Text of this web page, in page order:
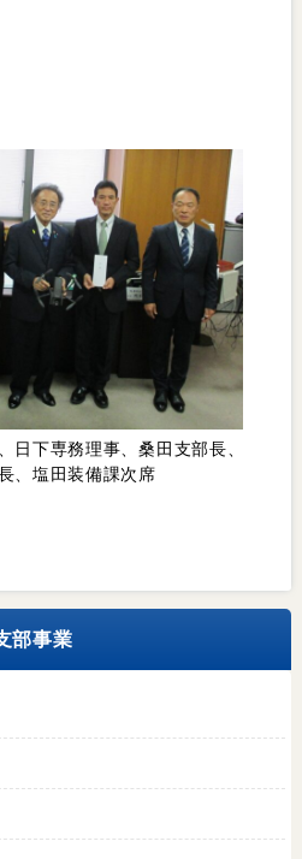
日下専務理事、桑田支部長、
、塩田装備課次席
部事業